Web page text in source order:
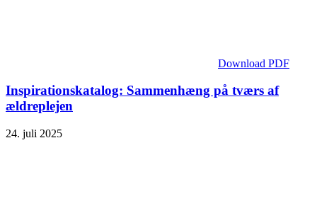
Download PDF
Inspirationskatalog: Sammenhæng på tværs af
ældreplejen
24. juli 2025